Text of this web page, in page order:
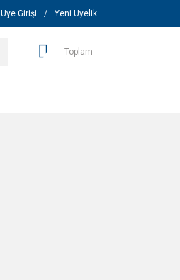
Üye Girişi / Yeni Üyelik
Toplam -